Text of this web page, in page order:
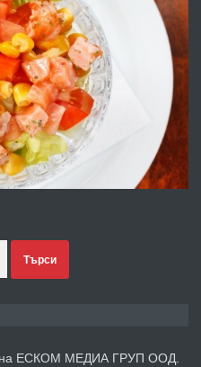
преди 10 месеца
броячна машина -
от ЕЦБ
преди 1 година
зеленчукорезачка
Търси
на ЕСКОМ МЕДИА ГРУП ООД.